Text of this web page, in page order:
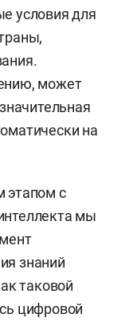
условия для
может
на
этапом с
мы
знаний
таковой
цифровой